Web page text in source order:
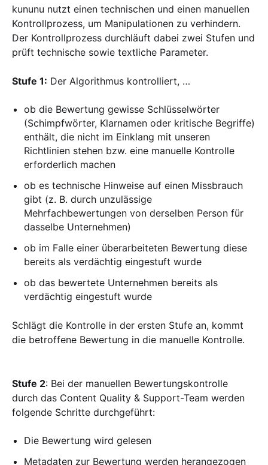
kununu nutzt einen technischen und einen manuellen
Kontrollprozess, um Manipulationen zu verhindern.
Der Kontrollprozess durchläuft dabei zwei Stufen und
prüft technische sowie textliche Parameter.
Stufe 1: Der Algorithmus kontrolliert, …
ob die Bewertung gewisse Schlüsselwörter
(Schimpfwörter, Klarnamen oder kritische Begriffe)
enthält, die nicht im Einklang mit unseren
Richtlinien stehen bzw. eine manuelle Kontrolle
erforderlich machen
ob es technische Hinweise auf einen Missbrauch
gibt (z. B. durch unzulässige
Mehrfachbewertungen von derselben Person für
dasselbe Unternehmen)
ob im Falle einer überarbeiteten Bewertung diese
bereits als verdächtig eingestuft wurde
ob das bewertete Unternehmen bereits als
verdächtig eingestuft wurde
Schlägt die Kontrolle in der ersten Stufe an, kommt
die betroffene Bewertung in die manuelle Kontrolle.
Stufe 2: Bei der manuellen Bewertungskontrolle
durch das Content Quality & Support-Team werden
folgende Schritte durchgeführt:
Die Bewertung wird gelesen
Metadaten zur Bewertung werden herangezogen